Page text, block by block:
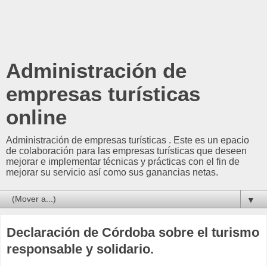
Administración de
empresas turísticas
online
Administración de empresas turísticas . Este es un epacio
de colaboración para las empresas turísticas que deseen
mejorar e implementar técnicas y prácticas con el fin de
mejorar su servicio así como sus ganancias netas.
▼
Declaración de Córdoba sobre el turismo
responsable y solidario.